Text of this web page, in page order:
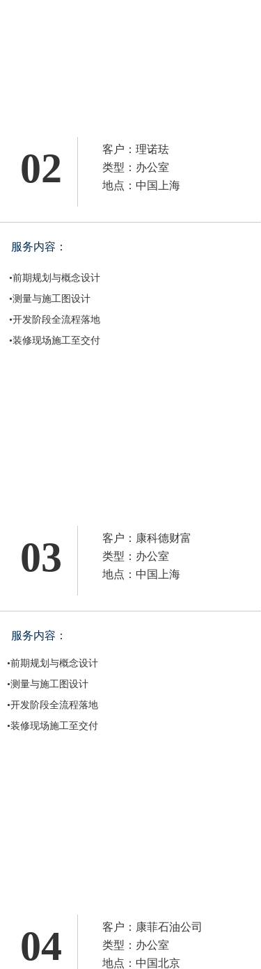
02
客户：理诺珐
类型：办公室
地点：中国上海
服务内容：
•前期规划与概念设计
•测量与施工图设计
•开发阶段全流程落地
•装修现场施工至交付
03
客户：康科德财富
类型：办公室
地点：中国上海
服务内容：
•前期规划与概念设计
•测量与施工图设计
•开发阶段全流程落地
•装修现场施工至交付
04
客户：康菲石油公司
类型：办公室
地点：中国北京